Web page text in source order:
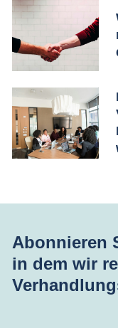
Abonnieren
in dem wir